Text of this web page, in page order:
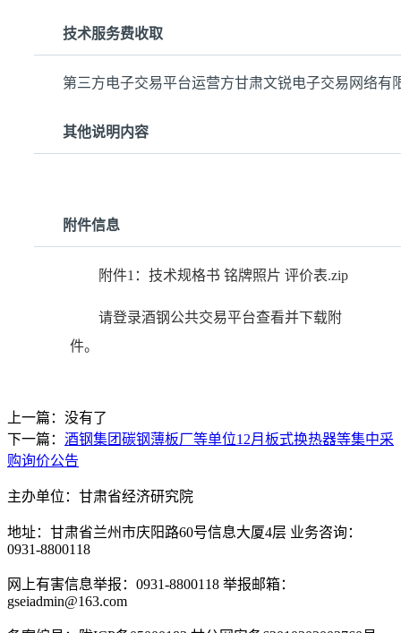
技术服务费收取
第三方电子交易平台运营方甘肃文锐电子交易网络
其他说明内容
附件信息
附件1：技术规格书 铭牌照片 评价表.zip
请登录酒钢公共交易平台查看并下载附
件。
上一篇：没有了
下一篇： 酒钢集团碳钢薄板厂等单位12月板式换热器等集中采
购询价公告
主办单位：甘肃省经济研究院
地址：甘肃省兰州市庆阳路60号信息大厦4层 业务咨询：
0931-8800118
网上有害信息举报：0931-8800118 举报邮箱：
gseiadmin@163.com